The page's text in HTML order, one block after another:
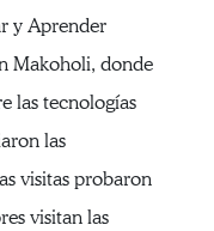
y Aprender
Makoholi, donde
las tecnologías
las
visitas probaron
visitan las